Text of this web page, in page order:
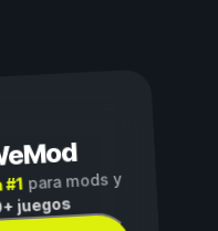
para mods y
juegos